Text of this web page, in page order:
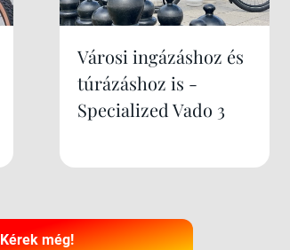
Városi ingázáshoz és
túrázáshoz is -
Specialized Vado 3
Kérek még!